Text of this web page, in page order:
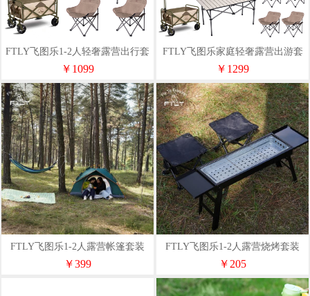
FTLY飞图乐1-2人轻奢露营出行套
装（天幕+桌椅+露营车）
￥1099
FTLY飞图乐家庭轻奢露营出游套
装（天幕+桌椅+露营车）
￥1299
FTLY飞图乐1-2人露营帐篷套装
（帐篷+野餐垫+吊床）
￥399
FTLY飞图乐1-2人露营烧烤套装
￥205